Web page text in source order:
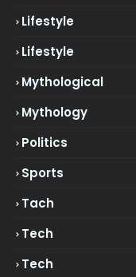
Lifestyle
Lifestyle
Mythological
Mythology
Politics
Sports
Tach
Tech
Tech